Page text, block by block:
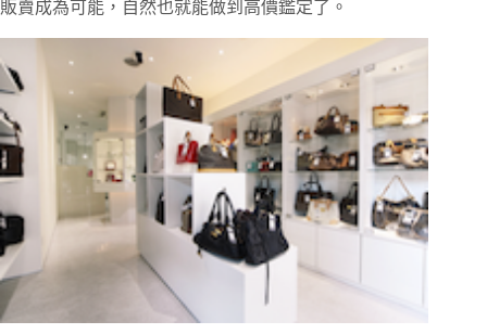
販賣成為可能，自然也就能做到高價鑑定了。